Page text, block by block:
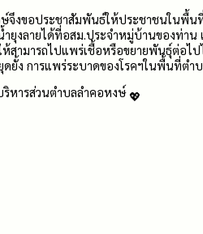
จึงขอประชาสัมพันธ์ให้ประชาชนในพื้น
ยุงลายได้ที่อสม.ประจำหมู่บ้านของท่าน
ห้สามารถไปแพร่เชื้อหรือขยายพันธุ์ต่อ
ยั้ง การแพร่ระบาดของโรคฯในพื้นที่ตำ
ริหารส่วนตำบลลำคอหงษ์